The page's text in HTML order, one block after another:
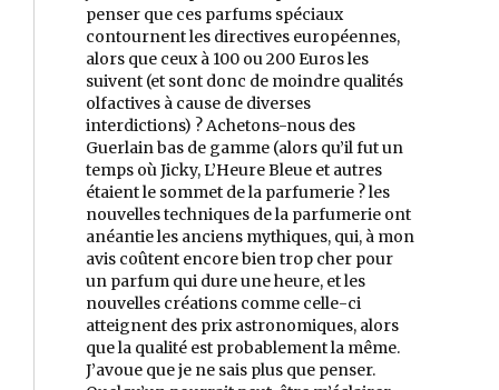
penser que ces parfums spéciaux
contournent les directives européennes,
alors que ceux à 100 ou 200 Euros les
suivent (et sont donc de moindre qualités
olfactives à cause de diverses
interdictions) ? Achetons-nous des
Guerlain bas de gamme (alors qu’il fut un
temps où Jicky, L’Heure Bleue et autres
étaient le sommet de la parfumerie ? les
nouvelles techniques de la parfumerie ont
anéantie les anciens mythiques, qui, à mon
avis coûtent encore bien trop cher pour
un parfum qui dure une heure, et les
nouvelles créations comme celle-ci
atteignent des prix astronomiques, alors
que la qualité est probablement la même.
J’avoue que je ne sais plus que penser.